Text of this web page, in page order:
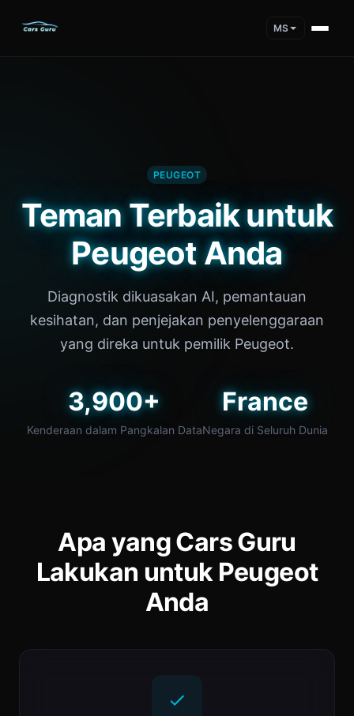
MS
PEUGEOT
Teman Terbaik untuk
Peugeot Anda
Diagnostik dikuasakan AI, pemantauan
kesihatan, dan penjejakan penyelenggaraan
yang direka untuk pemilik Peugeot.
3,900+
Kenderaan dalam Pangkalan Data
France
Negara di Seluruh Dunia
Apa yang Cars Guru
Lakukan untuk Peugeot
Anda